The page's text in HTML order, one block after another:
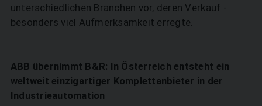
unterschiedlichen Branchen vor, deren Verkauf ­
besonders viel Aufmerksamkeit erregte.
ABB übernimmt B&R: In Österreich entsteht ein
weltweit einzigartiger Komplettanbieter in der
Industrieautomation